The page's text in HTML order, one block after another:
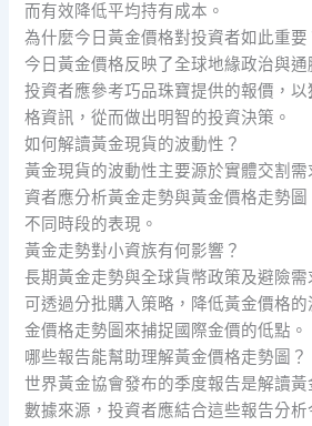
而有效降低平均持有成本。
為什麼今日黃金價格對投資者如此重要
今日黃金價格反映了全球地緣政治與通
投資者應參考巧品珠寶提供的報價，
格資訊，從而做出明智的投資決策。
如何解讀黃金現貨的波動性？
黃金現貨的波動性主要源於實體交割
資者應分析黃金走勢與黃金價格走勢
不同時段的表現。
黃金走勢對小資族有何影響？
長期黃金走勢與全球貨幣政策及避險
可透過分批購入策略，降低黃金價格
金價格走勢圖來捕捉國際金價的低點。
哪些報告能幫助理解黃金價格走勢圖？
世界黃金協會發布的季度報告是解讀
數據來源，投資者應結合這些報告分